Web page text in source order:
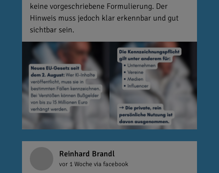
keine vorgeschriebene Formulierung. Der
Hinweis muss jedoch klar erkennbar und gut
sichtbar sein.
Reinhard Brandl
vor 1 Woche via facebook